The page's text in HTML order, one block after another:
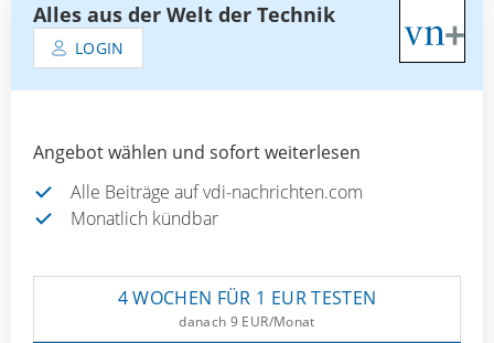
Alles aus der Welt der Technik
LOGIN
Angebot wählen und sofort weiterlesen
Alle Beiträge auf vdi-nachrichten.com
Monatlich kündbar
4 WOCHEN FÜR 1 EUR TESTEN
danach 9 EUR/Monat